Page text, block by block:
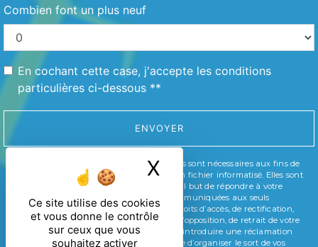
Ce site utilise des cookies
et vous donne le contrôle
sur ceux que vous
souhaitez activer
X Masquer le
Combien font un plus neuf
En cochant cette case, j'accepte les conditions
particulières ci-dessous **
ENVOYER
** Les données personnelles communiquées sont nécessaires aux fins de
vous contacter et sont enregistrées dans un fichier informatisé. Elles sont
destinées à et ses sous-traitants dans le seul but de répondre à votre
message. Les données collectées seront communiquées aux seuls
destinataires suivants: . Vous disposez de droits d’accès, de rectification,
d’effacement, de portabilité, de limitation, d’opposition, de retrait de votre
consentement à tout moment et du droit d’introduire une réclamation
auprès d’une autorité de contrôle, ainsi que d’organiser le sort de vos